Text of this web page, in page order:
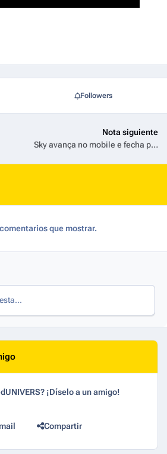
Followers
Nota siguiente
Sky avança no mobile e fecha parceria estratégica para lançar operadora virtual no Brasil
que mostrar.
¡Díselo a un amigo!
Compartir